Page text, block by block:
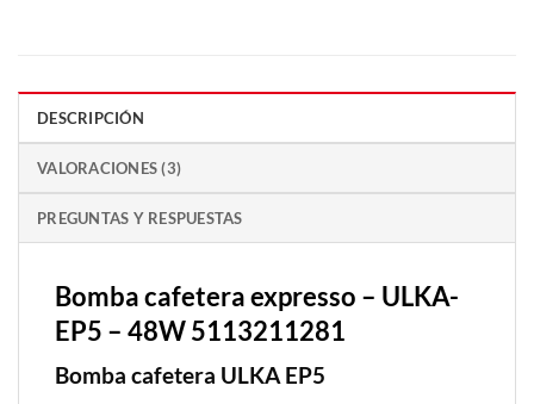
DESCRIPCIÓN
VALORACIONES (3)
PREGUNTAS Y RESPUESTAS
Bomba cafetera expresso – ULKA-
EP5 – 48W 5113211281
Bomba cafetera ULKA EP5